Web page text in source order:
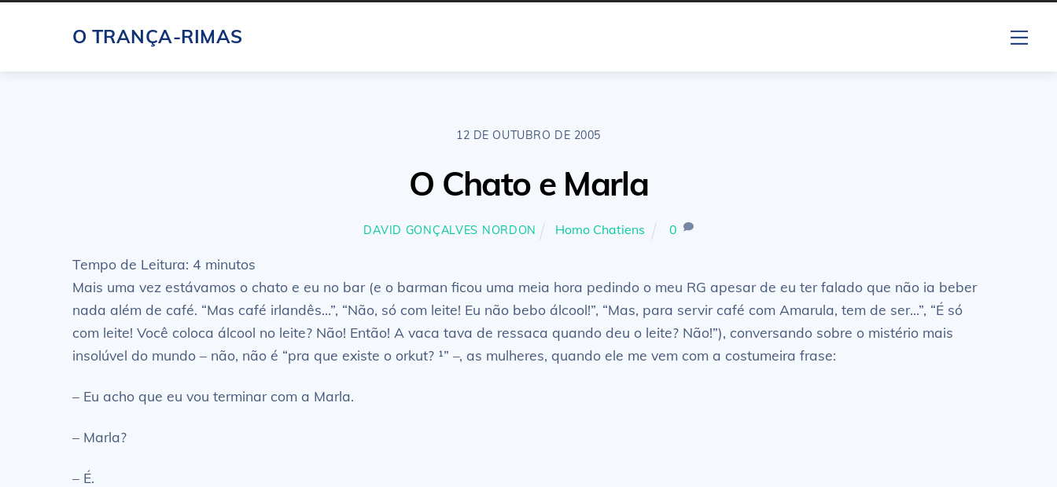
O TRANÇA-RIMAS
12 DE OUTUBRO DE 2005
O Chato e Marla
DAVID GONÇALVES NORDON Homo Chatiens 0
Tempo de Leitura: 4 minutos
Mais uma vez estávamos o chato e eu no bar (e o barman ficou uma meia hora pedindo o meu RG apesar de eu ter falado que não ia beber
nada além de café. “Mas café irlandês…”, “Não, só com leite! Eu não bebo álcool!”, “Mas, para servir café com Amarula, tem de ser…”, “É só
com leite! Você coloca álcool no leite? Não! Então! A vaca tava de ressaca quando deu o leite? Não!”), conversando sobre o mistério mais
insolúvel do mundo – não, não é “pra que existe o orkut? ¹” –, as mulheres, quando ele me vem com a costumeira frase:
– Eu acho que eu vou terminar com a Marla.
– Marla?
– É.